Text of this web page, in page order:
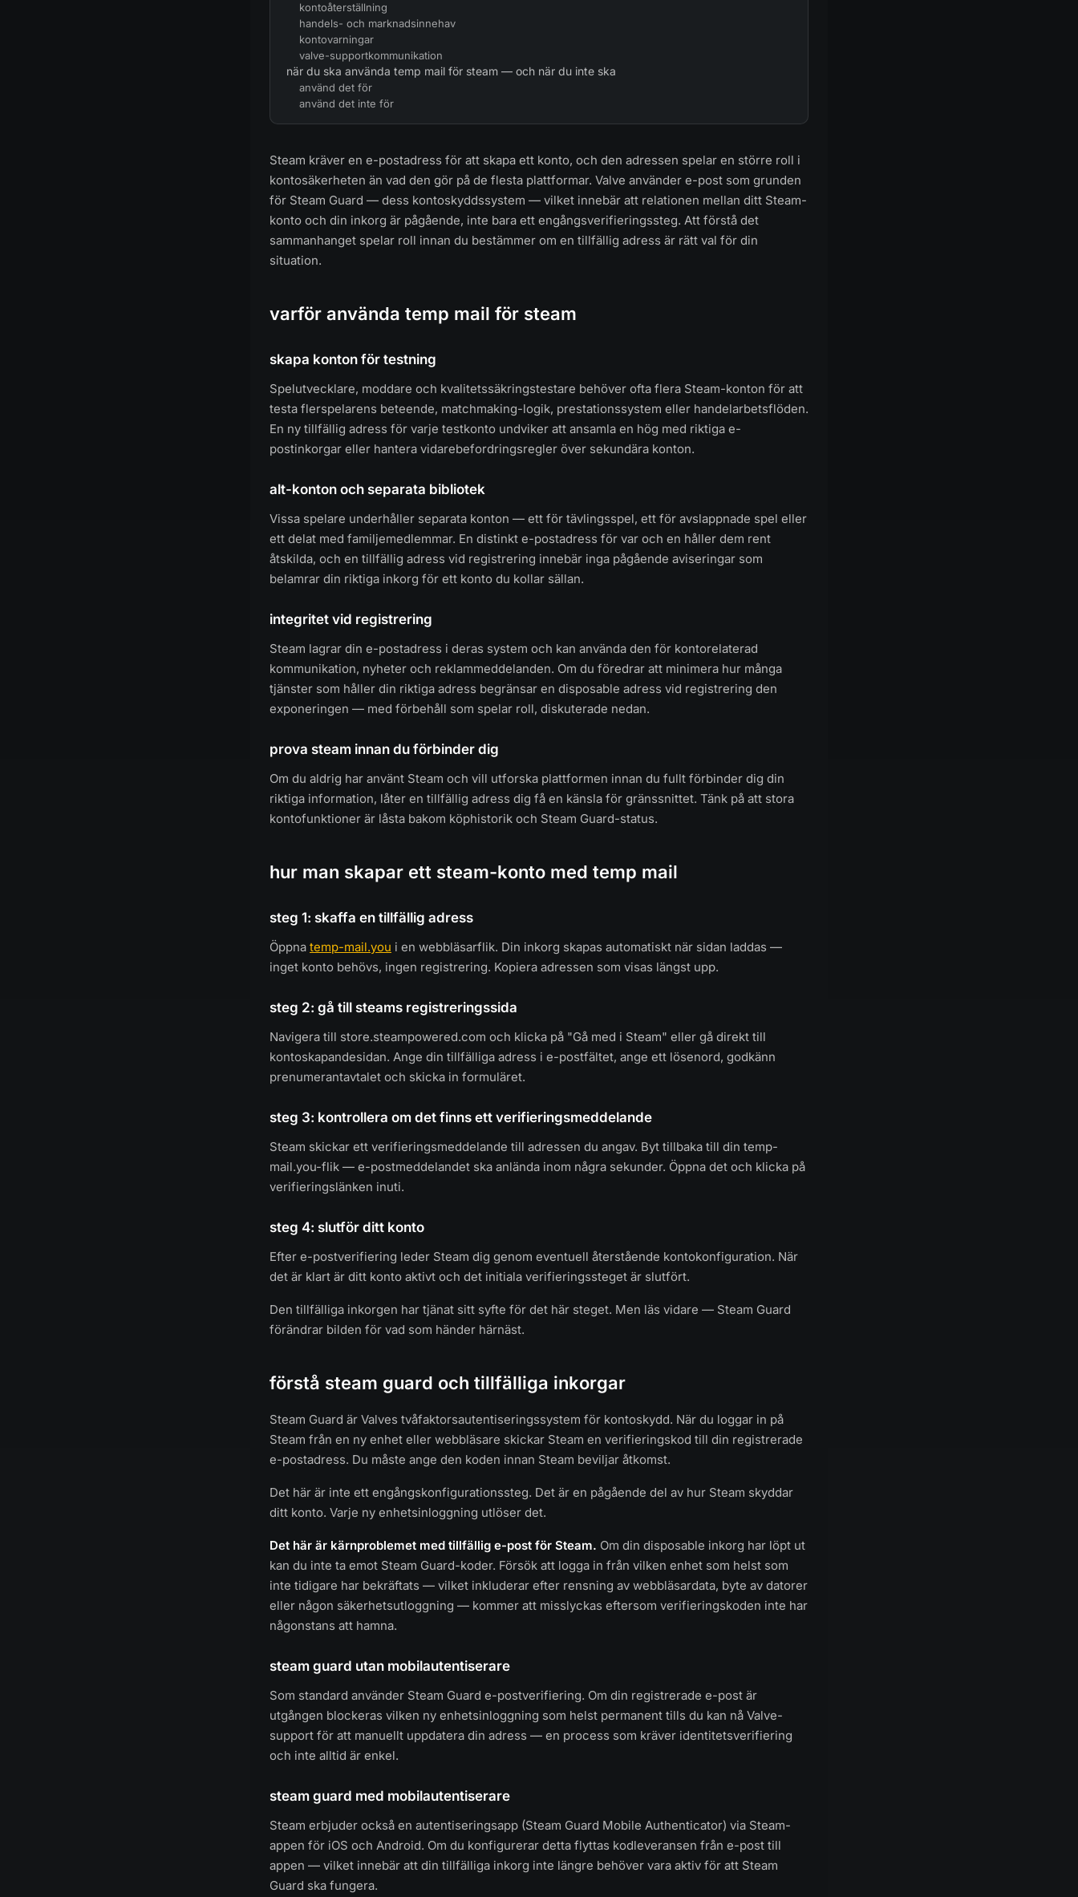
kontoåterställning
handels- och marknadsinnehav
kontovarningar
valve-supportkommunikation
när du ska använda temp mail för steam — och när du inte ska
använd det för
använd det inte för
Steam kräver en e-postadress för att skapa ett konto, och den adressen spelar en större roll i
kontosäkerheten än vad den gör på de flesta plattformar. Valve använder e-post som grunden
för Steam Guard — dess kontoskyddssystem — vilket innebär att relationen mellan ditt Steam-
konto och din inkorg är pågående, inte bara ett engångsverifieringssteg. Att förstå det
sammanhanget spelar roll innan du bestämmer om en tillfällig adress är rätt val för din
situation.
varför använda temp mail för steam
skapa konton för testning
Spelutvecklare, moddare och kvalitetssäkringstestare behöver ofta flera Steam-konton för att
testa flerspelarens beteende, matchmaking-logik, prestationssystem eller handelarbetsflöden.
En ny tillfällig adress för varje testkonto undviker att ansamla en hög med riktiga e-
postinkorgar eller hantera vidarebefordringsregler över sekundära konton.
alt-konton och separata bibliotek
Vissa spelare underhåller separata konton — ett för tävlingsspel, ett för avslappnade spel eller
ett delat med familjemedlemmar. En distinkt e-postadress för var och en håller dem rent
åtskilda, och en tillfällig adress vid registrering innebär inga pågående aviseringar som
belamrar din riktiga inkorg för ett konto du kollar sällan.
integritet vid registrering
Steam lagrar din e-postadress i deras system och kan använda den för kontorelaterad
kommunikation, nyheter och reklammeddelanden. Om du föredrar att minimera hur många
tjänster som håller din riktiga adress begränsar en disposable adress vid registrering den
exponeringen — med förbehåll som spelar roll, diskuterade nedan.
prova steam innan du förbinder dig
Om du aldrig har använt Steam och vill utforska plattformen innan du fullt förbinder dig din
riktiga information, låter en tillfällig adress dig få en känsla för gränssnittet. Tänk på att stora
kontofunktioner är låsta bakom köphistorik och Steam Guard-status.
hur man skapar ett steam-konto med temp mail
steg 1: skaffa en tillfällig adress
Öppna temp-mail.you i en webbläsarflik. Din inkorg skapas automatiskt när sidan laddas —
inget konto behövs, ingen registrering. Kopiera adressen som visas längst upp.
steg 2: gå till steams registreringssida
Navigera till store.steampowered.com och klicka på "Gå med i Steam" eller gå direkt till
kontoskapandesidan. Ange din tillfälliga adress i e-postfältet, ange ett lösenord, godkänn
prenumerantavtalet och skicka in formuläret.
steg 3: kontrollera om det finns ett verifieringsmeddelande
Steam skickar ett verifieringsmeddelande till adressen du angav. Byt tillbaka till din temp-
mail.you-flik — e-postmeddelandet ska anlända inom några sekunder. Öppna det och klicka på
verifieringslänken inuti.
steg 4: slutför ditt konto
Efter e-postverifiering leder Steam dig genom eventuell återstående kontokonfiguration. När
det är klart är ditt konto aktivt och det initiala verifieringssteget är slutfört.
Den tillfälliga inkorgen har tjänat sitt syfte för det här steget. Men läs vidare — Steam Guard
förändrar bilden för vad som händer härnäst.
förstå steam guard och tillfälliga inkorgar
Steam Guard är Valves tvåfaktorsautentiseringssystem för kontoskydd. När du loggar in på
Steam från en ny enhet eller webbläsare skickar Steam en verifieringskod till din registrerade
e-postadress. Du måste ange den koden innan Steam beviljar åtkomst.
Det här är inte ett engångskonfigurationssteg. Det är en pågående del av hur Steam skyddar
ditt konto. Varje ny enhetsinloggning utlöser det.
Det här är kärnproblemet med tillfällig e-post för Steam. Om din disposable inkorg har löpt ut
kan du inte ta emot Steam Guard-koder. Försök att logga in från vilken enhet som helst som
inte tidigare har bekräftats — vilket inkluderar efter rensning av webbläsardata, byte av datorer
eller någon säkerhetsutloggning — kommer att misslyckas eftersom verifieringskoden inte har
någonstans att hamna.
steam guard utan mobilautentiserare
Som standard använder Steam Guard e-postverifiering. Om din registrerade e-post är
utgången blockeras vilken ny enhetsinloggning som helst permanent tills du kan nå Valve-
support för att manuellt uppdatera din adress — en process som kräver identitetsverifiering
och inte alltid är enkel.
steam guard med mobilautentiserare
Steam erbjuder också en autentiseringsapp (Steam Guard Mobile Authenticator) via Steam-
appen för iOS och Android. Om du konfigurerar detta flyttas kodleveransen från e-post till
appen — vilket innebär att din tillfälliga inkorg inte längre behöver vara aktiv för att Steam
Guard ska fungera.